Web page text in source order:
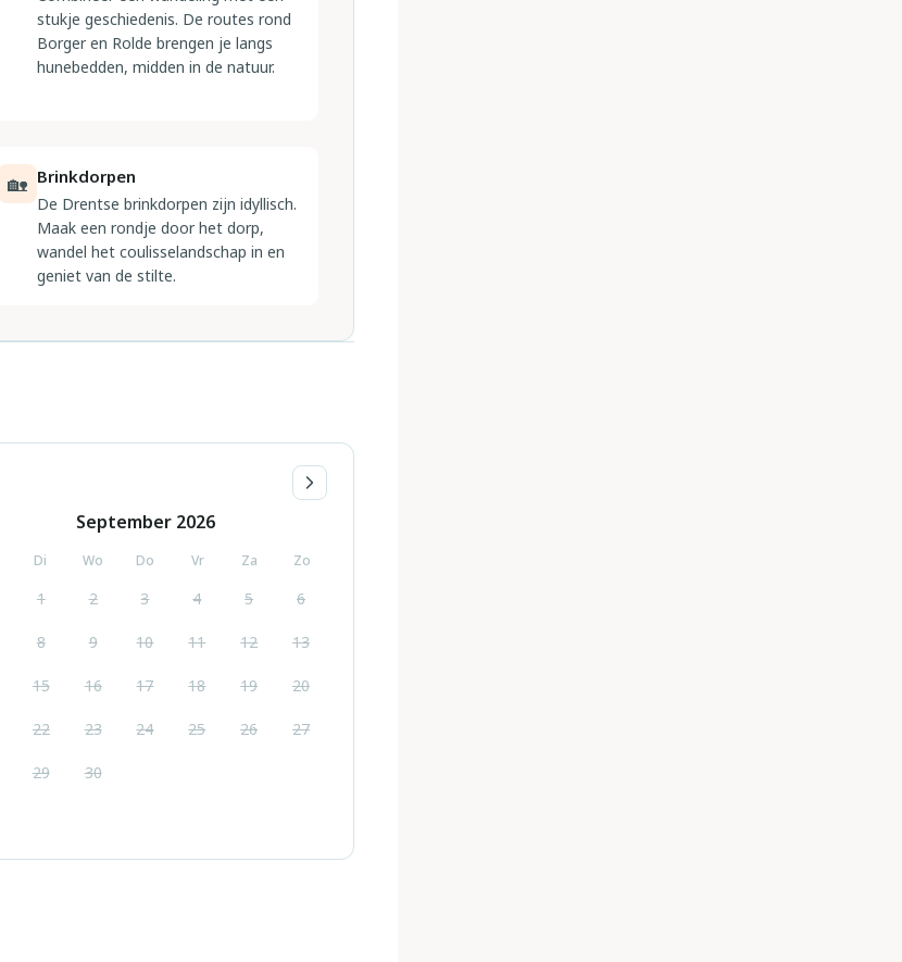
stukje geschiedenis. De routes rond
Borger en Rolde brengen je langs
hunebedden, midden in de natuur.
🏡 Brinkdorpen
De Drentse brinkdorpen zijn idyllisch.
Maak een rondje door het dorp,
wandel het coulisselandschap in en
geniet van de stilte.
September 2026
Di Wo Do Vr Za Zo
1 2 3 4 5 6
8 9 10 11 12 13
15 16 17 18 19 20
22 23 24 25 26 27
29 30